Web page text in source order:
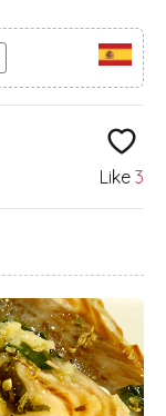
Like 3